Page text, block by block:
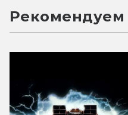
Рекомендуем